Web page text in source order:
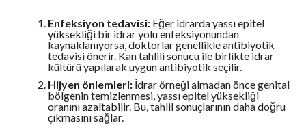
Enfeksiyon tedavisi:Eğer idrarda yassı epitel
yüksekliği bir idrar yolu enfeksiyonundan
kaynaklanıyorsa, doktorlar genellikle antibiyotik
tedavisi önerir. Kan tahlili sonucu ile birlikte idrar
kültürü yapılarak uygun antibiyotik seçilir.
Hijyen önlemleri:İdrar örneği almadan önce genital
bölgenin temizlenmesi, yassı epitel yüksekliği
oranını azaltabilir. Bu, tahlil sonuçlarının daha doğru
çıkmasını sağlar.